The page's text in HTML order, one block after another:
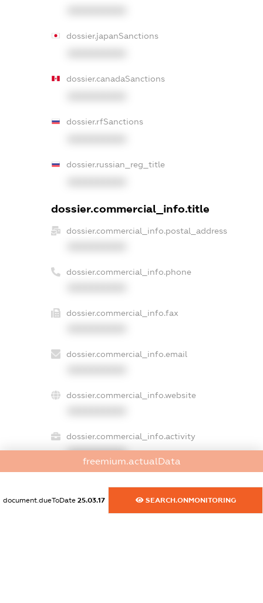
dossier.japanSanctions
dossier.canadaSanctions
dossier.rfSanctions
dossier.russian_reg_title
dossier.commercial_info.title
dossier.commercial_info.postal_address
dossier.commercial_info.phone
dossier.commercial_info.fax
dossier.commercial_info.email
dossier.commercial_info.website
dossier.commercial_info.activity
XXXXXXXXXX
freemium.exampleText_1
freemium.exampleText_2
freemium.actualData
document.dueToDate 25.03.17 SEARCH.ONMONITORING